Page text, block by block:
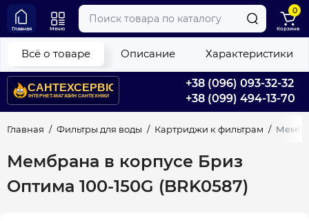
+38 (096) 093-32-32
+38 (099) 494-13-70
Главная Меню
0
Корзина
Главная Фильтры для воды Картриджи к фильтрам
Мембрана в корпусе Бриз
Оптима 100-150G (BRK0587)
Всё о товаре Описание Характеристики